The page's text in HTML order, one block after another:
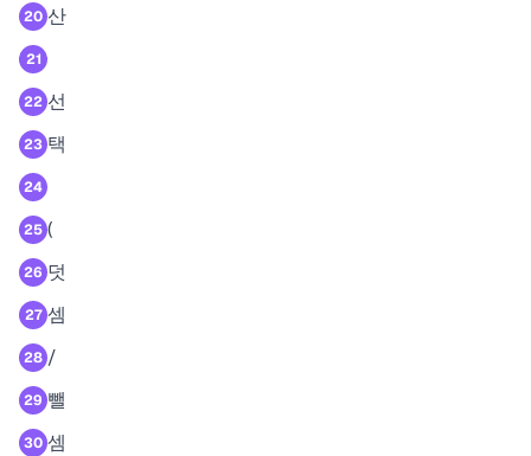
20 산
21
22 선
23 택
24
25 (
26 덧
27 셈
28 /
29 뺄
30 셈